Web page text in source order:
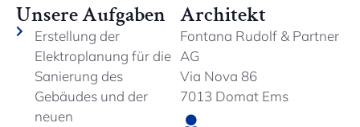
Unsere Aufgaben
Erstellung der
Elektroplanung für die
Sanierung des
Gebäudes und der
neuen
Architekt
Fontana Rudolf & Partner
AG
Via Nova 86
7013 Domat Ems